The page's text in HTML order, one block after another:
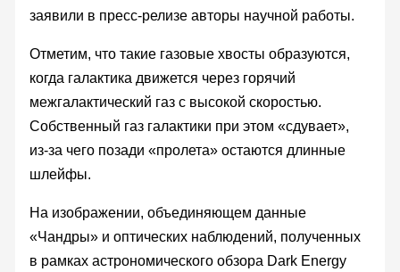
заявили в пресс-релизе авторы научной работы.
Отметим, что такие газовые хвосты образуются,
когда галактика движется через горячий
межгалактический газ с высокой скоростью.
Собственный газ галактики при этом «сдувает»,
из-за чего позади «пролета» остаются длинные
шлейфы.
На изображении, объединяющем данные
«Чандры» и оптических наблюдений, полученных
в рамках астрономического обзора Dark Energy